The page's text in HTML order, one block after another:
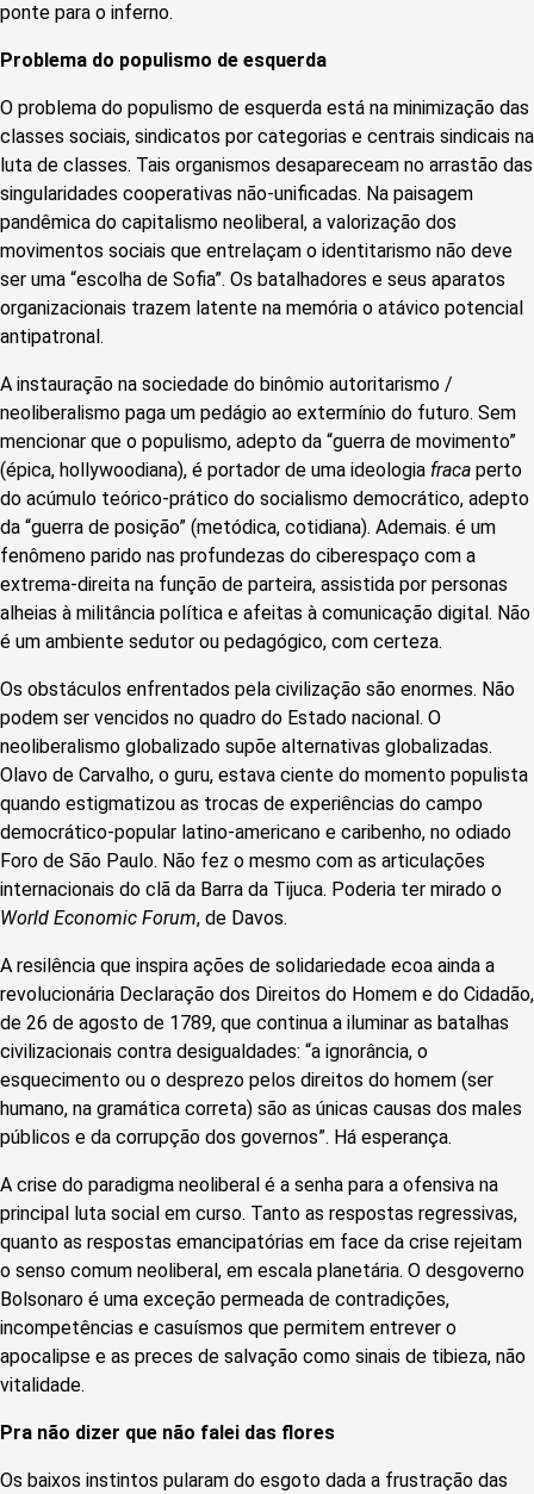
ponte para o inferno.
Problema do populismo de esquerda
O problema do populismo de esquerda está na minimização das
classes sociais, sindicatos por categorias e centrais sindicais na
luta de classes. Tais organismos desapareceam no arrastão das
singularidades cooperativas não-unificadas. Na paisagem
pandêmica do capitalismo neoliberal, a valorização dos
movimentos sociais que entrelaçam o identitarismo não deve
ser uma “escolha de Sofia”. Os batalhadores e seus aparatos
organizacionais trazem latente na memória o atávico potencial
antipatronal.
A instauração na sociedade do binômio autoritarismo /
neoliberalismo paga um pedágio ao extermínio do futuro. Sem
mencionar que o populismo, adepto da “guerra de movimento”
(épica, hollywoodiana), é portador de uma ideologia fraca perto
do acúmulo teórico-prático do socialismo democrático, adepto
da “guerra de posição” (metódica, cotidiana). Ademais. é um
fenômeno parido nas profundezas do ciberespaço com a
extrema-direita na função de parteira, assistida por personas
alheias à militância política e afeitas à comunicação digital. Não
é um ambiente sedutor ou pedagógico, com certeza.
Os obstáculos enfrentados pela civilização são enormes. Não
podem ser vencidos no quadro do Estado nacional. O
neoliberalismo globalizado supõe alternativas globalizadas.
Olavo de Carvalho, o guru, estava ciente do momento populista
quando estigmatizou as trocas de experiências do campo
democrático-popular latino-americano e caribenho, no odiado
Foro de São Paulo. Não fez o mesmo com as articulações
internacionais do clã da Barra da Tijuca. Poderia ter mirado o
World Economic Forum, de Davos.
A resilência que inspira ações de solidariedade ecoa ainda a
revolucionária Declaração dos Direitos do Homem e do Cidadão,
de 26 de agosto de 1789, que continua a iluminar as batalhas
civilizacionais contra desigualdades: “a ignorância, o
esquecimento ou o desprezo pelos direitos do homem (ser
humano, na gramática correta) são as únicas causas dos males
públicos e da corrupção dos governos”. Há esperança.
A crise do paradigma neoliberal é a senha para a ofensiva na
principal luta social em curso. Tanto as respostas regressivas,
quanto as respostas emancipatórias em face da crise rejeitam
o senso comum neoliberal, em escala planetária. O desgoverno
Bolsonaro é uma exceção permeada de contradições,
incompetências e casuísmos que permitem entrever o
apocalipse e as preces de salvação como sinais de tibieza, não
vitalidade.
Pra não dizer que não falei das flores
Os baixos instintos pularam do esgoto dada a frustração das